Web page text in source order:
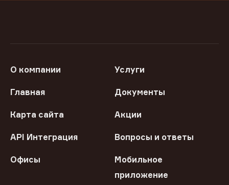
О компании Услуги
Главная Документы
Карта сайта Акции
API Интеграция Вопросы и ответы
Офисы
Мобильное
приложение